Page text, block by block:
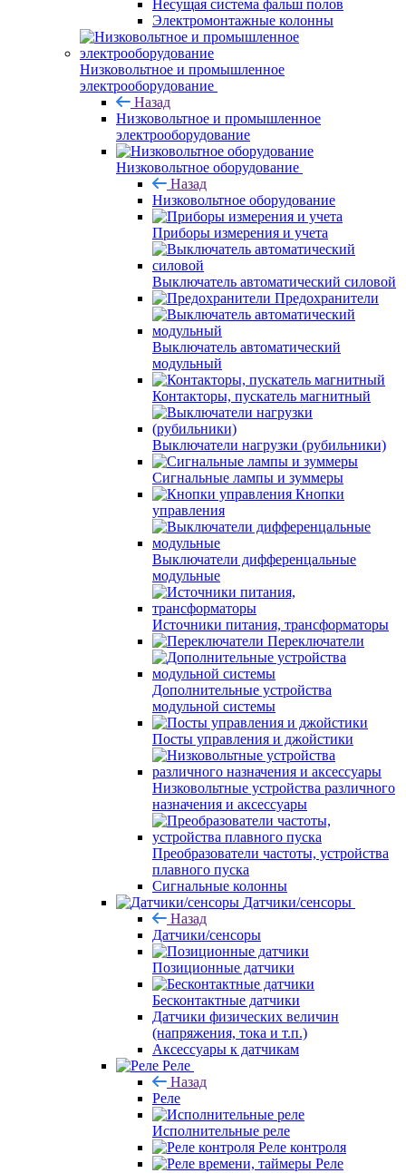
Несущая система фальш полов
Электромонтажные колонны
Низковольтное и промышленное
электрооборудование
Назад
Низковольтное и промышленное
электрооборудование
Низковольтное оборудование
Назад
Низковольтное оборудование
Приборы измерения и учета
Выключатель автоматический силовой
Предохранители
Выключатель автоматический
модульный
Контакторы, пускатель магнитный
Выключатели нагрузки (рубильники)
Сигнальные лампы и зуммеры
Кнопки
управления
Выключатели дифференцальные
модульные
Источники питания, трансформаторы
Переключатели
Дополнительные устройства
модульной системы
Посты управления и джойстики
Низковольтные устройства различного
назначения и аксессуары
Преобразователи частоты, устройства
плавного пуска
Сигнальные колонны
Датчики/сенсоры
Назад
Датчики/сенсоры
Позиционные датчики
Бесконтактные датчики
Датчики физических величин
(напряжения, тока и т.п.)
Аксессуары к датчикам
Реле
Назад
Реле
Исполнительные реле
Реле контроля
Реле